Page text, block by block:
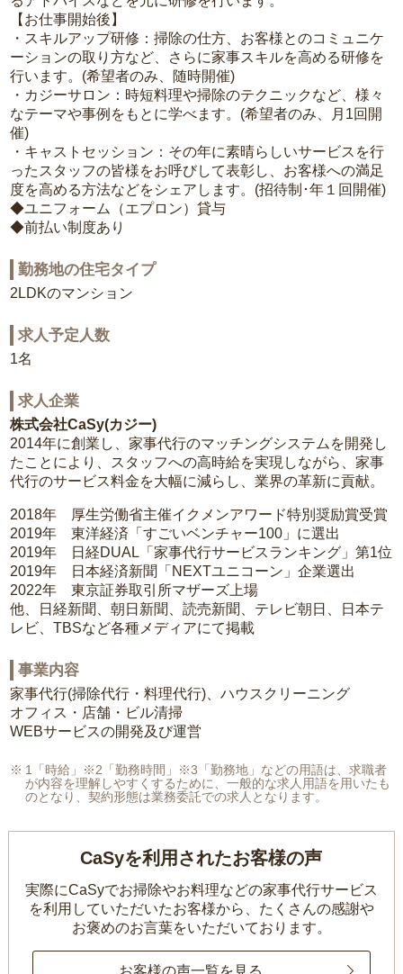
【お仕事開始後】
・スキルアップ研修：掃除の仕方、お客様とのコミュニケ
ーションの取り方など、さらに家事スキルを高める研修を
行います。(希望者のみ、随時開催)
・カジーサロン：時短料理や掃除のテクニックなど、様々
なテーマや事例をもとに学べます。(希望者のみ、月1回開
催)
・キャストセッション：その年に素晴らしいサービスを行
ったスタッフの皆様をお呼びして表彰し、お客様への満足
度を高める方法などをシェアします。(招待制･年１回開催)
◆ユニフォーム（エプロン）貸与
◆前払い制度あり
勤務地の住宅タイプ
2LDKのマンション
求人予定人数
1名
求人企業
株式会社CaSy(カジー)
2014年に創業し、家事代行のマッチングシステムを開発し
たことにより、スタッフへの高時給を実現しながら、家事
代行のサービス料金を大幅に減らし、業界の革新に貢献。
2018年 厚生労働省主催イクメンアワード特別奨励賞受賞
2019年 東洋経済「すごいベンチャー100」に選出
2019年 日経DUAL「家事代行サービスランキング」第1位
2019年 日本経済新聞「NEXTユニコーン」企業選出
2022年 東京証券取引所マザーズ上場
他、日経新聞、朝日新聞、読売新聞、テレビ朝日、日本テ
レビ、TBSなど各種メディアにて掲載
事業内容
家事代行(掃除代行・料理代行)、ハウスクリーニング
オフィス・店舗・ビル清掃
WEBサービスの開発及び運営
1「時給」※2「勤務時間」※3「勤務地」などの用語は、求職者
が内容を理解しやすくするために、一般的な求人用語を用いたも
のとなり、契約形態は業務委託での求人となります。
CaSyを利用されたお客様の声
実際にCaSyでお掃除やお料理などの家事代行サービス
を利用していただいたお客様から、 たくさんの感謝や
お褒めのお言葉をいただいております。
お客様の声一覧を見る